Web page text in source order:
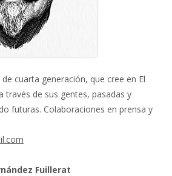
cuarta generación, que cree en El
través de sus gentes, pasadas y
futuras. Colaboraciones en prensa y
Fuillerat